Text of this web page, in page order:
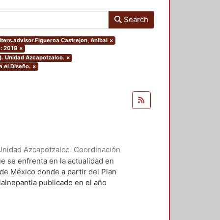
Search
Castrejon, Anibal ×
2018 ×
Unidad Azcapotzalco. ×
el Diseño. ×
Azcapotzalco. Coordinación
Enya Kassandra;Díaz
se enfrenta en la actualidad en
México donde a partir del Plan
publicado en el año